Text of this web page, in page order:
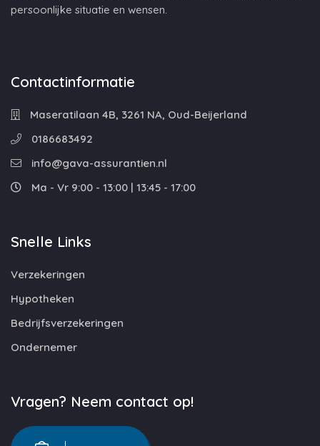
persoonlijke situatie en wensen.
Contactinformatie
Maseratilaan 4B, 3261 NA, Oud-Beijerland
0186683492
info@gava-assurantien.nl
Ma - Vr 9:00 - 13:00 | 13:45 - 17:00
Snelle Links
Verzekeringen
Hypotheken
Bedrijfsverzekeringen
Ondernemer
Vragen? Neem contact op!